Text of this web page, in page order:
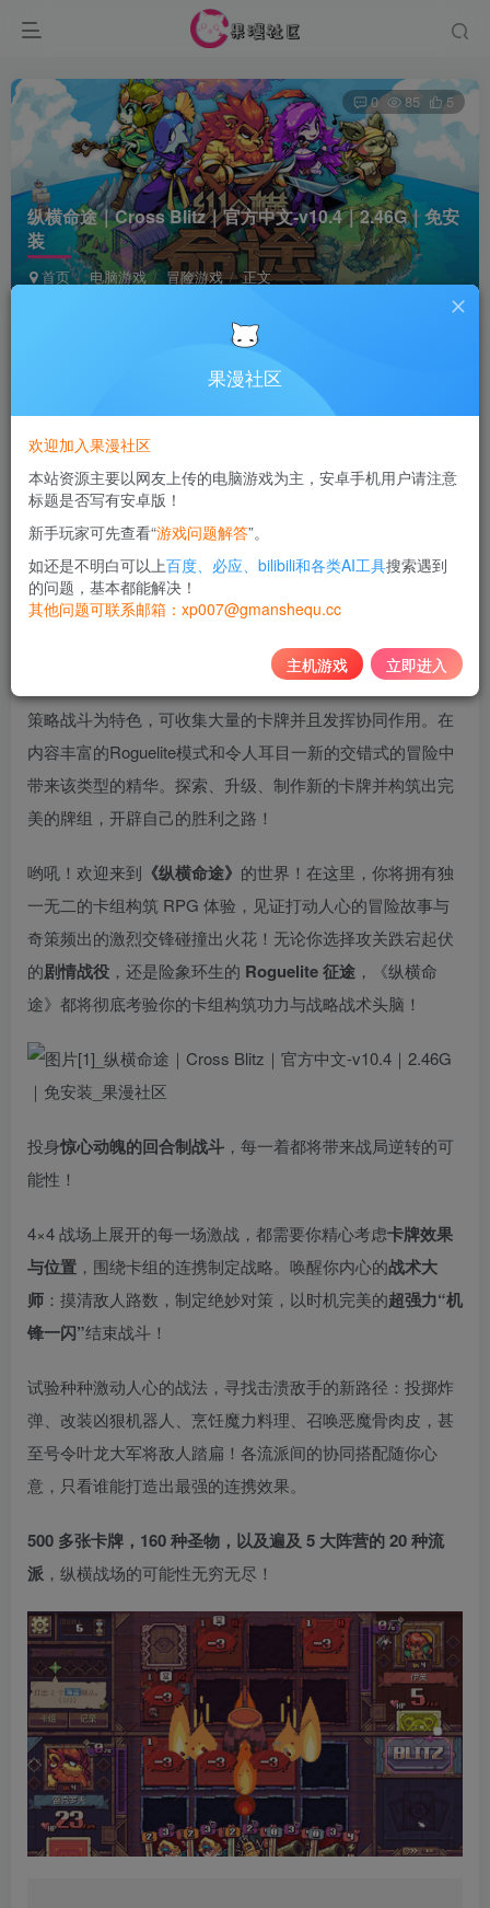
纵横命途｜Cross Blitz｜官方中文-v10.4｜2.46G｜免安
装
首页 电脑游戏 冒险游戏 正文
0 85 5
此内容为付费资源，请付费后查看
10
黄金会员免费
纵横命途是一款风格独特的RPG卡组构筑游戏，以快节奏的
策略战斗为特色，可收集大量的卡牌并且发挥协同作用。在
内容丰富的Roguelite模式和令人耳目一新的交错式的冒险中
带来该类型的精华。探索、升级、制作新的卡牌并构筑出完
美的牌组，开辟自己的胜利之路！
哟吼！欢迎来到 《纵横命途》 的世界！在这里，你将拥有独
一无二的卡组构筑 RPG 体验，见证打动人心的冒险故事与
奇策频出的激烈交锋碰撞出火花！无论你选择攻关跌宕起伏
的剧情战役 ，还是险象环生的 Roguelite 征途 ，《纵横命
途》都将彻底考验你的卡组构筑功力与战略战术头脑！
投身惊心动魄的回合制战斗 ，每一着都将带来战局逆转的可
能性！
4×4 战场上展开的每一场激战，都需要你精心考虑卡牌效果
与位置 ，围绕卡组的连携制定战略。唤醒你内心的战术大
师 ：摸清敌人路数，制定绝妙对策，以时机完美的超强力“机
锋一闪”结束战斗！
试验种种激动人心的战法，寻找击溃敌手的新路径：投掷炸
弹、改装凶狠机器人、烹饪魔力料理、召唤恶魔骨肉皮，甚
至号令叶龙大军将敌人踏扁！各流派间的协同搭配随你心
意，只看谁能打造出最强的连携效果。
500 多张卡牌，160 种圣物，以及遍及 5 大阵营的 20 种流
派 ，纵横战场的可能性无穷无尽！
果漫社区
欢迎加入果漫社区
本站资源主要以网友上传的电脑游戏为主，安卓手机用户请注意
标题是否写有安卓版！
新手玩家可先查看“游戏问题解答”。
如还是不明白可以上百度、必应、bilibili和各类AI工具搜索遇到
的问题，基本都能解决！
其他问题可联系邮箱：xp007@gmanshequ.cc
主机游戏 立即进入